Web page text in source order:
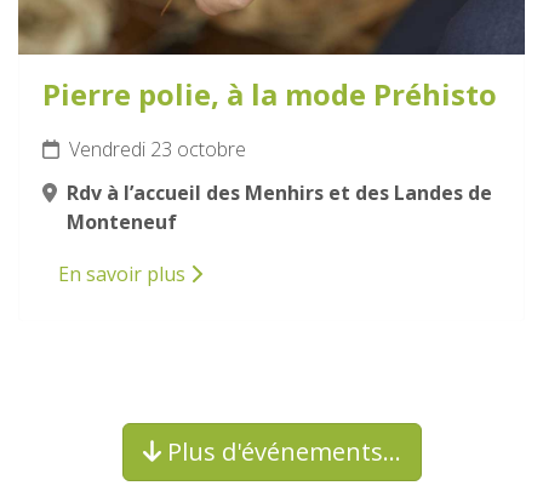
Pierre polie, à la mode Préhisto
Vendredi 23 octobre
Rdv à l’accueil des Menhirs et des Landes de
Monteneuf
En savoir plus
Plus d'événements…